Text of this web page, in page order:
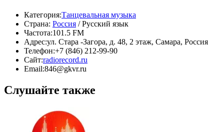
Категория:Танцевальная музыка
Страна: Россия / Русский язык
Частота:101.5 FM
Адрес:ул. Стара -Загора, д. 48, 2 этаж, Самара, Россия
Телефон:+7 (846) 212-99-90
Сайт:radiorecord.ru
Email:846@gkvr.ru
Слушайте также